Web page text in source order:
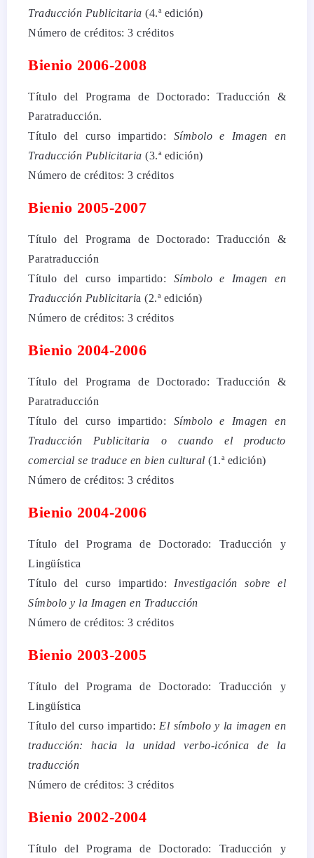
Traducción Publicitaria (4.ª edición)
Número de créditos: 3 créditos
Bienio 2006-2008
Título del Programa de Doctorado: Traducción &
Paratraducción.
Título del curso impartido: Símbolo e Imagen en
Traducción Publicitaria (3.ª edición)
Número de créditos: 3 créditos
Bienio 2005-2007
Título del Programa de Doctorado: Traducción &
Paratraducción
Título del curso impartido: Símbolo e Imagen en
Traducción Publicitaria (2.ª edición)
Número de créditos: 3 créditos
Bienio 2004-2006
Título del Programa de Doctorado: Traducción &
Paratraducción
Título del curso impartido: Símbolo e Imagen en
Traducción Publicitaria o cuando el producto
comercial se traduce en bien cultural (1.ª edición)
Número de créditos: 3 créditos
Bienio 2004-2006
Título del Programa de Doctorado: Traducción y
Lingüística
Título del curso impartido: Investigación sobre el
Símbolo y la Imagen en Traducción
Número de créditos: 3 créditos
Bienio 2003-2005
Título del Programa de Doctorado: Traducción y
Lingüística
Título del curso impartido: El símbolo y la imagen en
traducción: hacia la unidad verbo-icónica de la
traducción
Número de créditos: 3 créditos
Bienio 2002-2004
Título del Programa de Doctorado: Traducción y